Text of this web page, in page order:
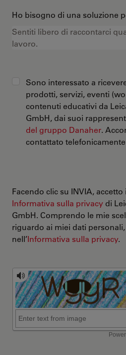
Ho bisogno di una soluzione
Sono interessato a
prodotti, servizi, eventi
contenuti educativi da
GmbH, dai suoi
del gruppo Danaher.
contattato
Facendo clic su INVIA, accetto i
Informativa sulla privacy di
GmbH. Comprendo le mie
riguardo ai miei dati
nell’Informativa sulla privacy.